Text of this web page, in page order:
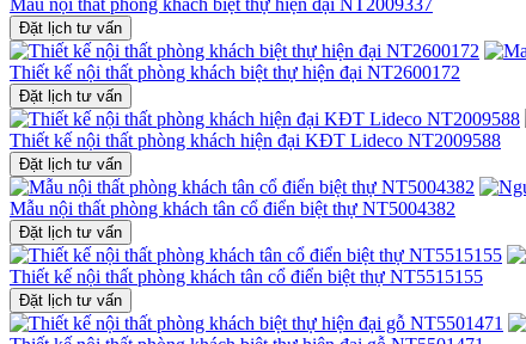
Mẫu nội thất phòng khách biệt thự hiện đại NT2009337
Đặt lịch tư vấn
Thiết kế nội thất phòng khách biệt thự hiện đại NT2600172
Đặt lịch tư vấn
Thiết kế nội thất phòng khách hiện đại KĐT Lideco NT2009588
Đặt lịch tư vấn
Mẫu nội thất phòng khách tân cổ điển biệt thự NT5004382
Đặt lịch tư vấn
Thiết kế nội thất phòng khách tân cổ điển biệt thự NT5515155
Đặt lịch tư vấn